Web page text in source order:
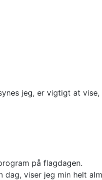
jeg, er vigtigt at
på flagdagen.
viser jeg min helt